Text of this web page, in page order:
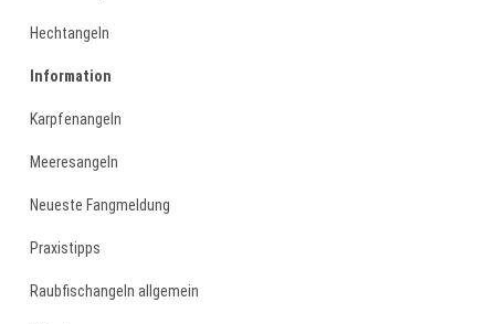
Hechtangeln
Information
Karpfenangeln
Meeresangeln
Neueste Fangmeldung
Praxistipps
Raubfischangeln allgemein